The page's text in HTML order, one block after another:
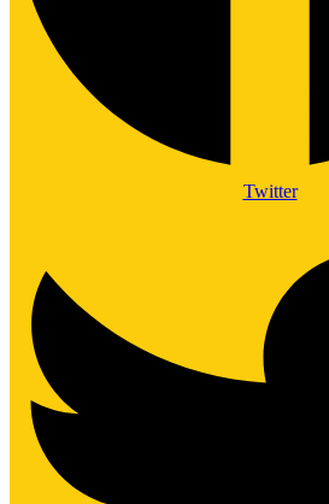
Twitter